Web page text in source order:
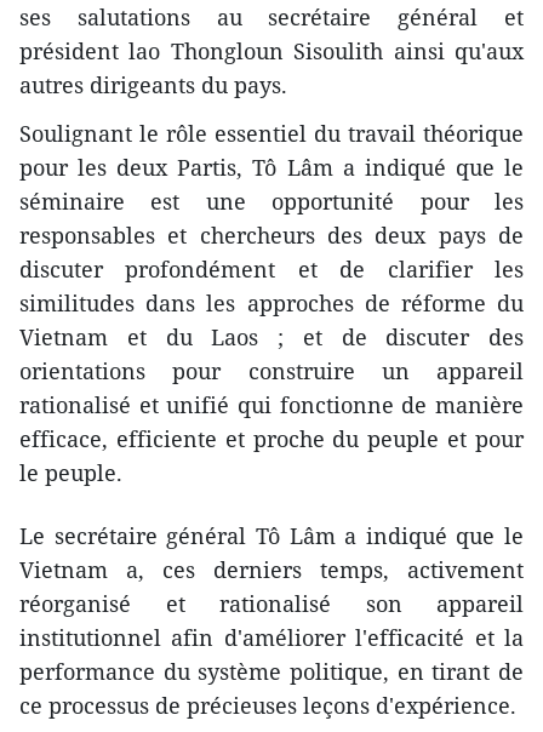
ses salutations au secrétaire général et
président lao Thongloun Sisoulith ainsi qu'aux
autres dirigeants du pays.
Soulignant le rôle essentiel du travail théorique
pour les deux Partis, Tô Lâm a indiqué que le
séminaire est une opportunité pour les
responsables et chercheurs des deux pays de
discuter profondément et de clarifier les
similitudes dans les approches de réforme du
Vietnam et du Laos ; et de discuter des
orientations pour construire un appareil
rationalisé et unifié qui fonctionne de manière
efficace, efficiente et proche du peuple et pour
le peuple.
Le secrétaire général Tô Lâm a indiqué que le
Vietnam a, ces derniers temps, activement
réorganisé et rationalisé son appareil
institutionnel afin d'améliorer l'efficacité et la
performance du système politique, en tirant de
ce processus de précieuses leçons d'expérience.